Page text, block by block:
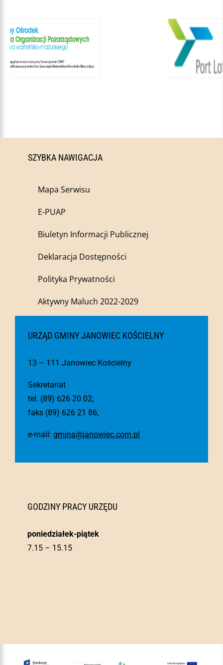
SZYBKA NAWIGACJA
Mapa Serwisu
E-PUAP
Biuletyn Informacji Publicznej
Deklaracja Dostępności
Polityka Prywatności
Aktywny Maluch 2022-2029
URZĄD GMINY JANOWIEC KOŚCIELNY
13 – 111 Janowiec Kościelny
Sekretariat
tel. (89) 626 20 02,
faks (89) 626 21 86,
e-mail: gmina@janowiec.com.pl
GODZINY PRACY URZĘDU
poniedziałek-piątek
7.15 – 15.15